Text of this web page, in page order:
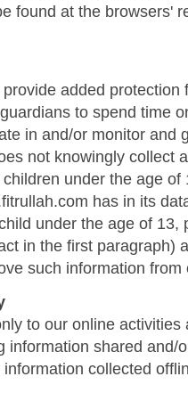
found at the browsers'
added protection
to spend time
in and/or monitor and
not knowingly collect
under the age of
has in its
under the age of 13,
in the first paragraph)
such information from
to our online activities
information shared and/
collected